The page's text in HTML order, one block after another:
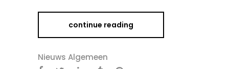
continue reading
Nieuws Algemeen